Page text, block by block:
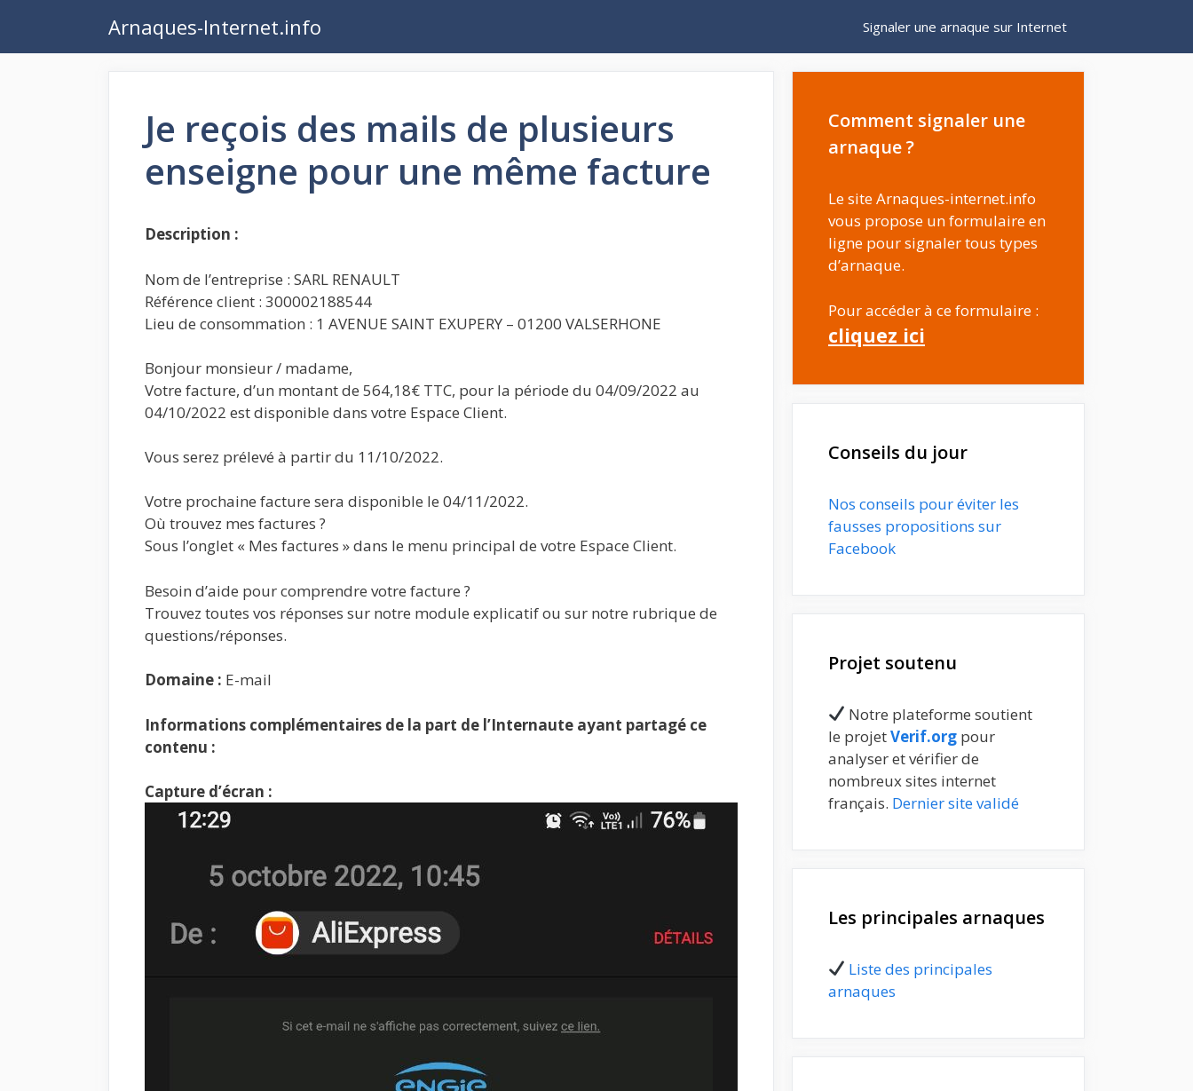
contenu
Arnaques-Internet.info Signaler une arnaque sur Internet
Je reçois des mails de plusieurs
enseigne pour une même facture
Description :
Nom de l’entreprise : SARL RENAULT
Référence client : 300002188544
Lieu de consommation : 1 AVENUE SAINT EXUPERY – 01200 VALSERHONE
Bonjour monsieur / madame,
Votre facture, d’un montant de​ 564,18€ TTC, pour la période du​ 04/09/2022 au
04/10/2022 est disponible dans votre Espace Client.
Vous serez prélevé à partir du 11/10/2022.
Votre prochaine facture sera disponible le 04/11/2022.
Où trouvez mes factures ?
Sous l’onglet « Mes factures » dans le menu principal de votre Espace Client.
Besoin d’aide pour comprendre votre facture ?
Trouvez toutes vos réponses sur notre module explicatif ou sur notre rubrique​ de
questions/réponses.
Domaine : E-mail
Informations complémentaires de la part de l’Internaute ayant partagé ce
contenu :
Capture d’écran :
Comment signaler une
arnaque ?
Le site Arnaques-internet.info
vous propose un formulaire en
ligne pour signaler tous types
d’arnaque.
Pour accéder à ce formulaire :
cliquez ici
Conseils du jour
Nos conseils pour éviter les
fausses propositions sur
Facebook
Projet soutenu
Notre plateforme soutient
le projetVerif.org pour
analyser et vérifier de
nombreux sites internet
français. Dernier site validé
Les principales arnaques
Liste des principales
arnaques